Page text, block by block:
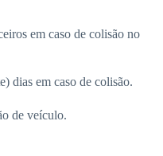
em caso de colisão no
dias em caso de colisão.
de veículo.